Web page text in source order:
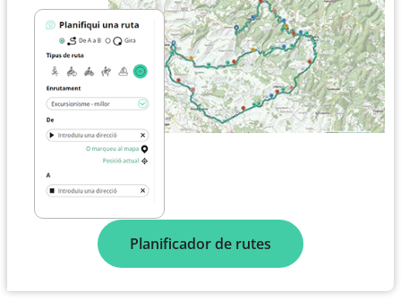
Planificador de rutes